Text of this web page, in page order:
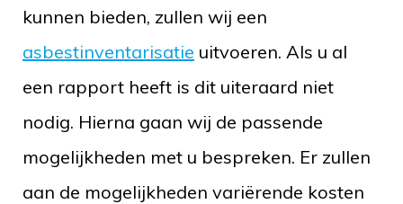
kunnen bieden, zullen wij een
asbestinventarisatie uitvoeren. Als u al
een rapport heeft is dit uiteraard niet
nodig. Hierna gaan wij de passende
mogelijkheden met u bespreken. Er zullen
aan de mogelijkheden variërende kosten